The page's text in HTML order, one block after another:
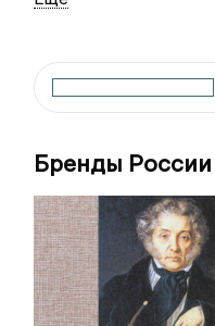
Бренды России